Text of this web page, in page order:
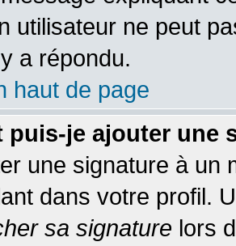
utilisateur ne peut
a répondu.
haut de page
puis-je ajouter une
une signature à un
dans votre profil.
sa signature lors